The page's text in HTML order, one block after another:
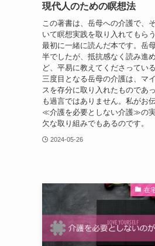
現代人のための瞑想法
この著書は、岳母への介護で、
いて瞑想実践を取り入れてもら
最初に一緒に読んだ本です。岳
半でしたが、抵抗感なく読み進
ど、平易に教えてくださってい
三度目となる岳母の介護は、マ
スを存分に取り入れたものであ
も過言ではありません。私がお
≪介護を必要としない介護≫の
欠な取り組みでもあるのです。
2024-05-26
在